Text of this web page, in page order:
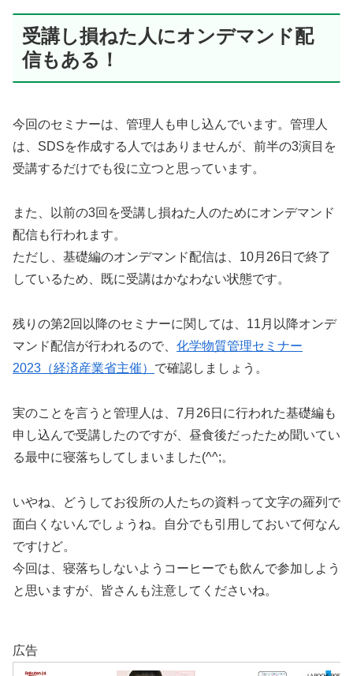
受講し損ねた人にオンデマンド配
信もある！
今回のセミナーは、管理人も申し込んでいます。管理人
は、SDSを作成する人ではありませんが、前半の3演目を
受講するだけでも役に立つと思っています。
また、以前の3回を受講し損ねた人のためにオンデマンド
配信も行われます。
ただし、基礎編のオンデマンド配信は、10月26日で終了
しているため、既に受講はかなわない状態です。
残りの第2回以降のセミナーに関しては、11月以降オンデ
マンド配信が行われるので、 化学物質管理セミナー
2023（経済産業省主催） で確認しましょう。
実のことを言うと管理人は、7月26日に行われた基礎編も
申し込んで受講したのですが、昼食後だったため聞いてい
る最中に寝落ちしてしまいました(^^;。
いやね、どうしてお役所の人たちの資料って文字の羅列で
面白くないんでしょうね。自分でも引用しておいて何なん
ですけど。
今回は、寝落ちしないようコーヒーでも飲んで参加しよう
と思いますが、皆さんも注意してくださいね。
広告